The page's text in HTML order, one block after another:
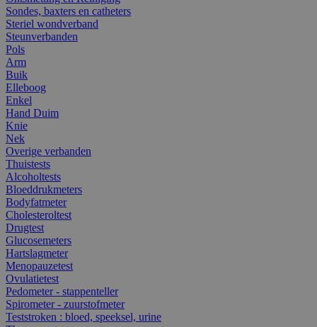
Sondes, baxters en catheters
Steriel wondverband
Steunverbanden
Pols
Arm
Buik
Elleboog
Enkel
Hand Duim
Knie
Nek
Overige verbanden
Thuistests
Alcoholtests
Bloeddrukmeters
Bodyfatmeter
Cholesteroltest
Drugtest
Glucosemeters
Hartslagmeter
Menopauzetest
Ovulatietest
Pedometer - stappenteller
Spirometer - zuurstofmeter
Teststroken : bloed, speeksel, urine